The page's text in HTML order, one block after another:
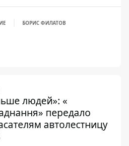
БОРИС ФИЛАТОВ
людей»: «
передало
автолестницу